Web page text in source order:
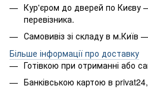
Кур'єром до дверей по Києву
перевізника.
Самовивіз зі складу в м.Київ
Більше інформації про доставку
Готівкою при отриманні або
Банківською картою в